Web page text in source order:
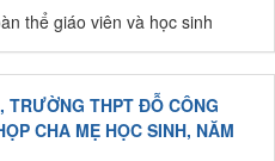
thể giáo viên và học sinh
TRƯỜNG THPT ĐỖ CÔNG
CHA MẸ HỌC SINH, NĂM